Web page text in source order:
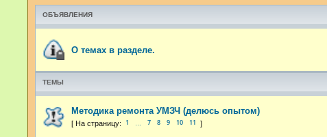
ОБЪЯВЛЕНИЯ
О темах в разделе.
ТЕМЫ
Методика ремонта УМЗЧ (делюсь опытом)
1 7 8 9 10 11